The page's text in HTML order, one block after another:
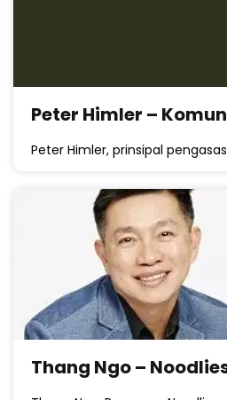
Peter Himler –
Peter Himler, prinsipal
Thang Ngo –